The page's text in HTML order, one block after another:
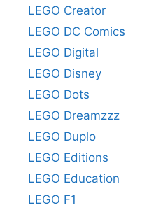
LEGO Creator
LEGO DC Comics
LEGO Digital
LEGO Disney
LEGO Dots
LEGO Dreamzzz
LEGO Duplo
LEGO Editions
LEGO Education
LEGO F1